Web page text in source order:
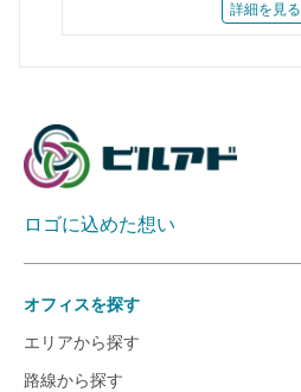
詳細を見る
ロゴに込めた想い
オフィスを探す
エリアから探す
路線から探す